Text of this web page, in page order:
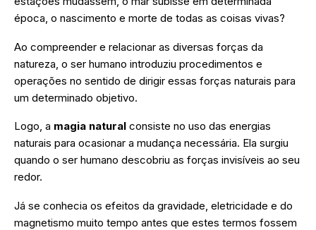
época, o nascimento e morte de todas as coisas vivas?
Ao compreender e relacionar as diversas forças da
natureza, o ser humano introduziu procedimentos e
operações no sentido de dirigir essas forças naturais para
um determinado objetivo.
Logo, a magia natural consiste no uso das energias
naturais para ocasionar a mudança necessária. Ela surgiu
quando o ser humano descobriu as forças invisíveis ao seu
redor.
Já se conhecia os efeitos da gravidade, eletricidade e do
magnetismo muito tempo antes que estes termos fossem